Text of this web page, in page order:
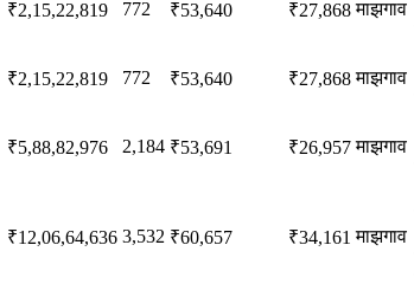
₹2,15,22,819 772 ₹53,640 ₹27,868 माझगाव
₹2,15,22,819 772 ₹53,640 ₹27,868 माझगाव
₹5,88,82,976 2,184 ₹53,691 ₹26,957 माझगाव
₹12,06,64,636 3,532 ₹60,657 ₹34,161 माझगाव